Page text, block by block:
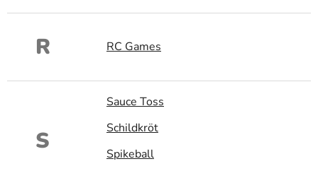
R RC Games
S
Sauce Toss
Schildkröt
Spikeball